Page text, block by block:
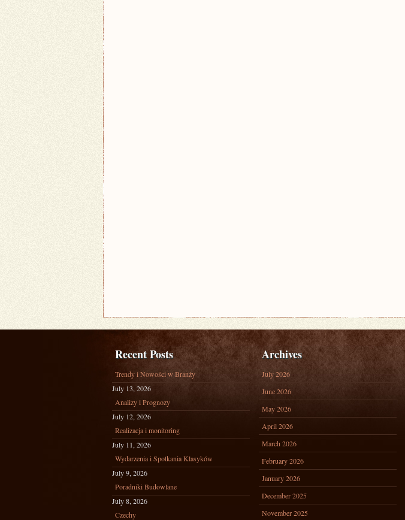
Recent Posts
Trendy i Nowości w Branży
July 13, 2026
Analizy i Prognozy
July 12, 2026
Realizacja i monitoring
July 11, 2026
Wydarzenia i Spotkania Klasyków
July 9, 2026
Poradniki Budowlane
July 8, 2026
Czechy
Archives
July 2026
June 2026
May 2026
April 2026
March 2026
February 2026
January 2026
December 2025
November 2025